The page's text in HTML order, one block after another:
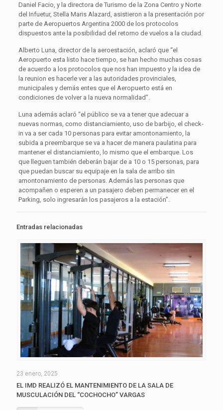
Daniel Facio, y la directora de Turismo de la Zona Centro y Norte
del Infuetur, Stella Maris Alazard, asistieron a la presentación por
parte de Aeropuertos Argentina 2000 de los protocolos
dispuestos ante la posibilidad del retorno de vuelos a la ciudad.
Alberto Luna, director de la aeroestación, aclaró que “el
Aeropuerto esta listo hace tiempo, se han hecho muchas cosas
de acuerdo a los protocolos que nos han impuesto y la idea de
la reunion es hacerle ver a las autoridades provinciales,
municipales y demás entes que el Aeropuerto está en
condiciones de volver a la nueva normalidad”.
Luna además aclaró “el público se va a tener que adecuar a
nuevas normas, como distanciamiento, uso de barbijo, el check-
in va a ser cada 10 personas para evitar amontonamiento, la
subida a preembarque se va a hacer de manera paulatina para
mantener el distanciamiento, lo mismo que el embarque. Los
que lleguen también deberán bajar de a 10 o 15 personas, para
que puedan buscar su equipaje en la sala de arribo sin
amontonamiento de personas. Además las personas que
acompañen o esperen a un pasajero deben permanecer en el
Parking, solo ingresarán los pasajeros a la estación”.
Entradas relacionadas
23 enero, 2025
EL IMD REALIZÓ EL MANTENIMIENTO DE LA SALA DE
MUSCULACIÓN DEL “COCHOCHO” VARGAS